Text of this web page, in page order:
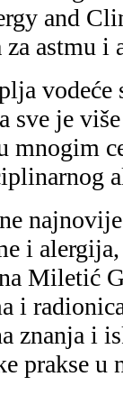
tri
are
children-
Basophil
– poster
Ivana